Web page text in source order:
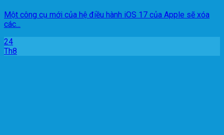
Một công cụ mới của hệ điều hành iOS 17 của Apple sẽ xóa
các...
24
Th8